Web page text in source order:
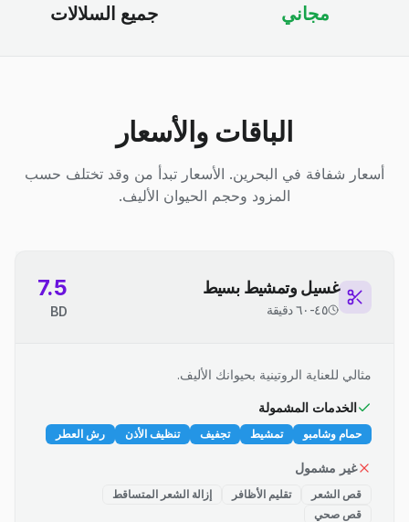
مجاني جميع السلالات
الباقات والأسعار
أسعار شفافة في البحرين. الأسعار تبدأ من وقد تختلف حسب
المزود وحجم الحيوان الأليف.
غسيل وتمشيط بسيط
٤٥-٦٠ دقيقة
7.5
BD
مثالي للعناية الروتينية بحيوانك الأليف.
الخدمات المشمولة
حمام وشامبو تمشيط تجفيف تنظيف الأذن رش العطر
غير مشمول
قص الشعر تقليم الأظافر
إزالة الشعر المتساقط
قص صحي